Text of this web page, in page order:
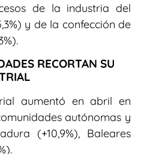
de la industria del
y de la confección de
RECORTAN SU
aumentó en abril en
autónomas y
(+10,9%), Baleares